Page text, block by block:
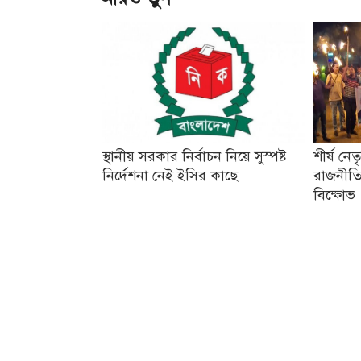
স্থানীয় সরকার নির্বাচন নিয়ে সুস্পষ্ট
নির্দেশনা নেই ইসির কাছে
শীর্ষ
বিক্ষোভ